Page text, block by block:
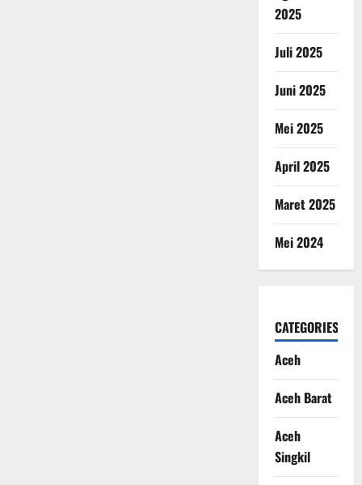
2025
Juli 2025
Juni 2025
Mei 2025
April 2025
Maret 2025
Mei 2024
CATEGORIES
Aceh
Aceh Barat
Aceh
Singkil